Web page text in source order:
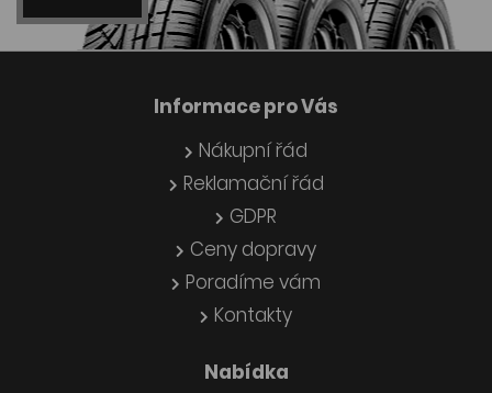
Informace pro Vás
Nákupní řád
Reklamační řád
GDPR
Ceny dopravy
Poradíme vám
Kontakty
Nabídka